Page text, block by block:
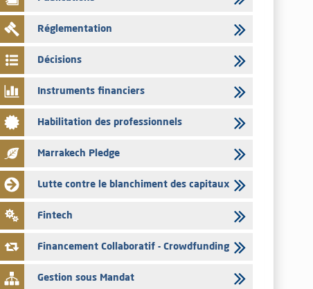
Saham Bank – Mise à jour annuelle du dossier d’information
relatif au programme d'émission de certificats de dépôt
L’AMMC met sur son site internet les publications réalisées
03/08/2026
Liste des agréments et visas d'OPCVM accordés par l'AMMC
pour le mois de juillet 2026
03/08/2026
L' AMMC publie les indicateurs mensuels du marché des
capitaux pour le mois de Juin 2026
31/07/2026
L’AMMC met sur son site internet les publications réalisées
par les émetteurs du 30 au 31 juillet 2026
Réglementation
Décisions
Instruments financiers
Habilitation des professionnels
Marrakech Pledge
Lutte contre le blanchiment des capitaux
Fintech
Financement Collaboratif - Crowdfunding
Gestion sous Mandat